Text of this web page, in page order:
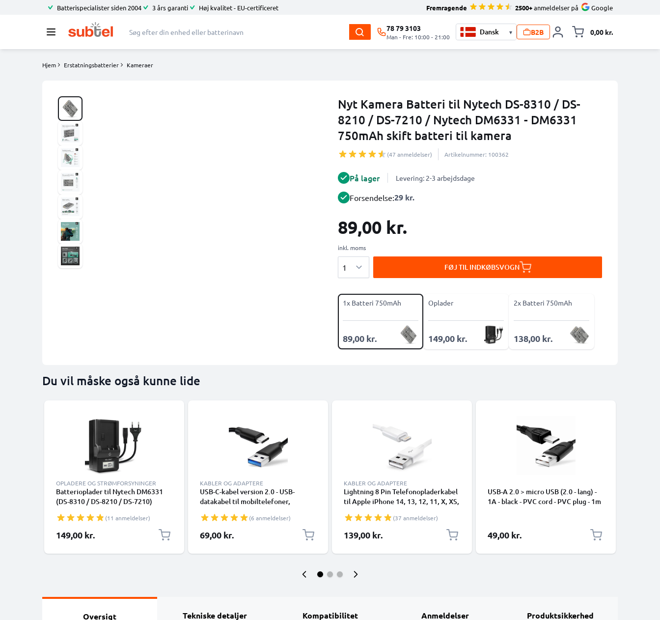
Batterispecialister siden 2004 3 års garanti Høj kvalitet - EU-certificeret Fremragende 2500+anmeldelser på Google
78 79 3103
Man - Fre: 10:00 - 21:00
▾ B2B 0,00 kr.
Hjem Erstatningsbatterier Kameraer
Nyt Kamera Batteri til Nytech DS-8310 / DS-
8210 / DS-7210 / Nytech DM6331 - DM6331
750mAh skift batteri til kamera
(47 anmeldelser) Artikelnummer: 100362
På lager Levering: 2-3 arbejdsdage
Forsendelse:29 kr.
89,00 kr.
inkl. moms
FØJ TIL INDKØBSVOGN
1x Batteri 750mAh
89,00 kr.
Oplader
149,00 kr.
2x Batteri 750mAh
138,00 kr.
Du vil måske også kunne lide
OPLADERE OG STRØMFORSYNINGER
Batterioplader til Nytech DM6331
(DS-8310 / DS-8210 / DS-7210)
(11 anmeldelser)
149,00 kr.
KABLER OG ADAPTERE
USB-C-kabel version 2.0 - USB-
datakabel til mobiltelefoner,
Google Pixel), kameraer (Canon,
Panasonic Lumix, Sony, GoPro) og
mange flere - 1,0m 3A-opladerkabel
(6 anmeldelser)
69,00 kr.
KABLER OG ADAPTERE
Lightning 8 Pin Telefonopladerkabel
til Apple iPhone 14, 13, 12, 11, X, XS,
Smartphone datakabel hvid
(37 anmeldelser)
139,00 kr.
USB-A 2.0 > micro USB (2.0 - lang) -
1A - black - PVC cord - PVC plug - 1m
49,00 kr.
Oversigt Tekniske detaljer Kompatibilitet Anmeldelser Produktsikkerhed